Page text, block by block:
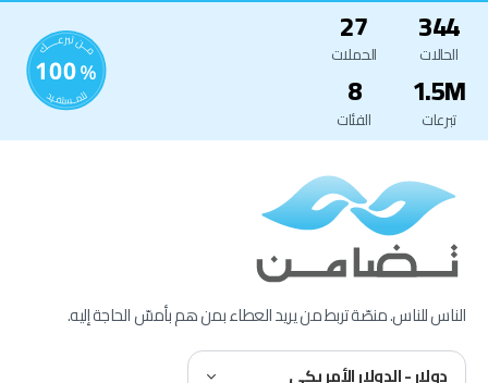
344
الحالات
27
الحملات
1.5M
تبرعات
8
الفئات
الناس للناس. منصّة تربط من يريد العطاء بمن هم بأمسّ الحاجة إليه.
دولار - الدولار الأمريكي